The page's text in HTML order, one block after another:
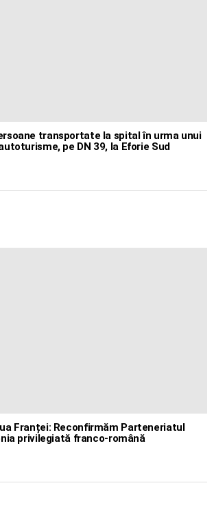
transportate la spital în urma unui
pe DN 39, la Eforie Sud
Franței: Reconfirmăm Parteneriatul
privilegiată franco-română